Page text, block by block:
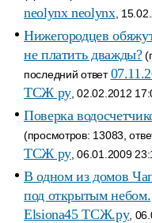
neolynx neolynx,
Нижегородцев
не платить дважды?
последний ответ
ТСЖ ру, 02.02.2012
Поверка
(просмотров: 13083,
ТСЖ ру, 06.01.2009
В одном из домов
под открытым небом.
Elsiona45 ТСЖ.ру,